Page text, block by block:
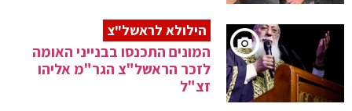
הילולא לראשל"צ
המונים התכנסו בבנייני האומה
לזכר הראשל"צ הגר"מ אליהו
זצ"ל